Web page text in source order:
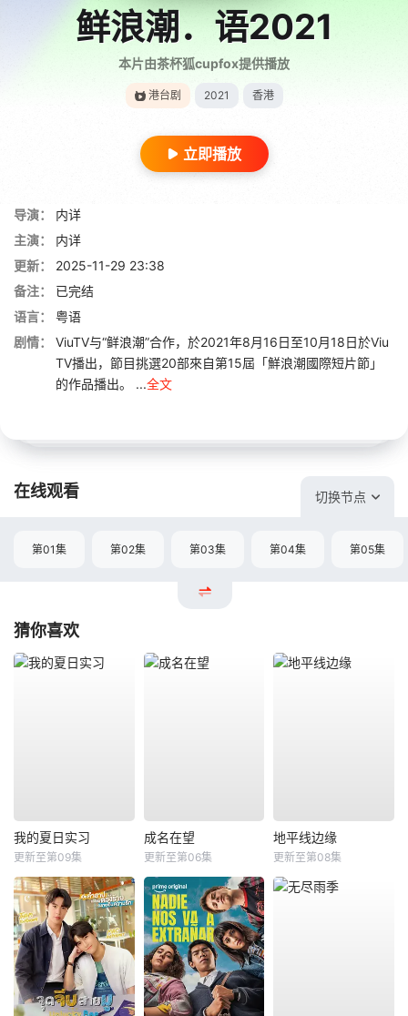
鲜浪潮．语2021‎
本片由茶杯狐cupfox提供播放
港台剧 2021 香港
立即播放
导演：
内详
主演：
内详
更新：
2025-11-29 23:38
备注：
已完结
语言：
粤语
剧情：
ViuTV与“鲜浪潮”合作，於2021年8月16日至10月18日於Viu
TV播出，節目挑選20部來自第15屆「鮮浪潮國際短片節」
的作品播出。 ...全文
在线观看 切换节点
第01集 第02集 第03集 第04集 第05集
猜你喜欢
我的夏日实习
更新至第09集
成名在望
更新至第06集
地平线边缘
更新至第08集